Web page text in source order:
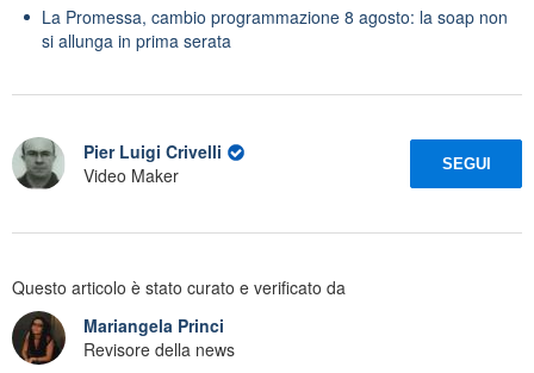
La Promessa, cambio programmazione 8 agosto: la soap non
si allunga in prima serata
Pier Luigi Crivelli
Video Maker
SEGUI
Questo articolo è stato curato e verificato da
Mariangela Princi
Revisore della news